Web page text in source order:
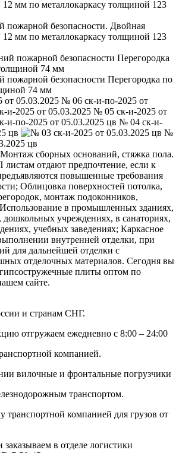
пожарной безопасности. Двойная
мм по металлокаркасу толщиной 123
пожарной безопасности Перегородка по
74 мм
№ 06 ск-и-по-2025 от
№ 05 ск-и-2025 от
№ 04 ск-и-
цв
№
цв
сборных оснований, стяжка пола.
отдают предпочтение, если к
повышенные требования
Облицовка поверхностей потолка,
монтаж подоконников,
в промышленных зданиях,
учреждениях, в санаториях,
учебных заведениях; Каркасное
внутренней отделки, при
для дальнейшей отделки с
отделочных материалов. Сегодня вы
плиты оптом по
сайте.
и странам СНГ.
отгружаем ежедневно с 8:00 – 24:00
компанией.
вилочные и фронтальные погрузчики
транспортом.
транспортной компанией для грузов от
в отделе логистики